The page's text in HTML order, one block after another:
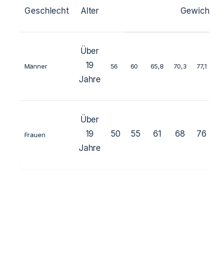
Geschlecht Alter Gewicht
Männer
Über
19
Jahre
56 60 65,8 70,3 77,1
Frauen
Über
19
Jahre
50 55 61 68 76